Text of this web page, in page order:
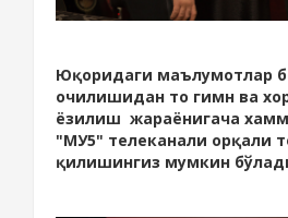
Юқоридаги маълумотлар
очилишидан то гимн ва
ёзилиш жараёнигача
"МУ5" телеканали орқали
қилишингиз мумкин